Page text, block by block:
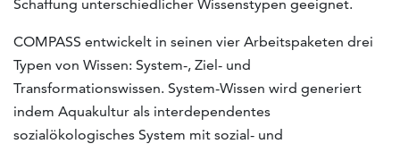
Schaffung unterschiedlicher Wissenstypen geeignet.
COMPASS entwickelt in seinen vier Arbeitspaketen drei
Typen von Wissen: System-, Ziel- und
Transformationswissen. System-Wissen wird generiert
indem Aquakultur als interdependentes
sozialökologisches System mit sozial- und